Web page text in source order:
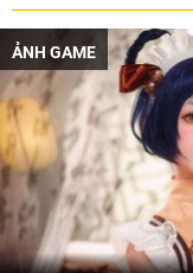
ẢNH GAME